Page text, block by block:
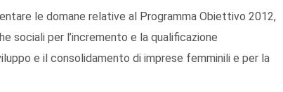
le domane relative al Programma Obiettivo 2012,
sociali per l’incremento e la qualificazione
e il consolidamento di imprese femminili e per la